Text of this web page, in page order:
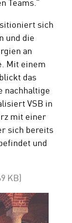
sich
und die
an
Mit einem
das
nachhaltige
VSB in
mit einer
sich bereits
und
KB)